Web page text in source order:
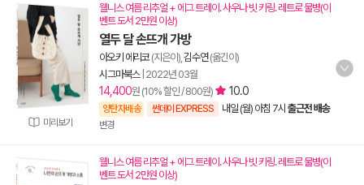
미리보기
웰니스 여름 리추얼 + 에그 트레이. 사우나 빗 키링. 레트로 물병(이
벤트 도서 2만원 이상)
열두 달 손뜨개 가방
아오키 에리코(지은이), 김수연(옮긴이)
시그마북스| 2022년 03월
14,400원 (10% 할인 / 800원) 10.0
양탄자배송 썬데이 EXPRESS 내일 (월) 아침 7시 출근전 배송
변경
웰니스 여름 리추얼 + 에그 트레이. 사우나 빗 키링. 레트로 물병(이
벤트 도서 2만원 이상)